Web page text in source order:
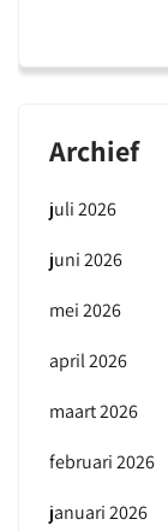
Archief
juli 2026
juni 2026
mei 2026
april 2026
maart 2026
februari 2026
januari 2026